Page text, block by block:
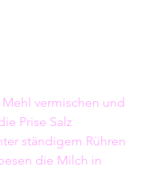
vermischen und
Prise Salz
ständigem Rühren
die Milch in